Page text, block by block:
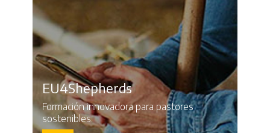
EU4Shepherds
Formación innovadora para pastores
sostenibles.